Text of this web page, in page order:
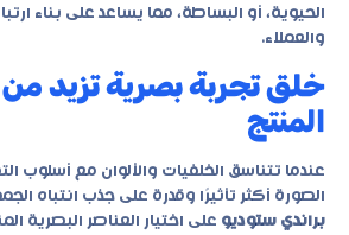
الحيوية، أو البساطة، مما يساعد على بناء
والعملاء.
خلق تجربة بصرية تزيد
المنتج
عندما تتناسق الخلفيات والألوان مع أسلوب
الصورة أكثر تأثيرًا وقدرة على جذب انتباه
براندي ستوديو على اختيار العناصر البصرية